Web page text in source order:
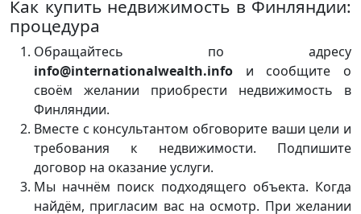
Как купить недвижимость в Финляндии:
процедура
Обращайтесь по адресу
info@internationalwealth.info и сообщите о
своём желании приобрести недвижимость в
Финляндии.
Вместе с консультантом обговорите ваши цели и
требования к недвижимости. Подпишите
договор на оказание услуги.
Мы начнём поиск подходящего объекта. Когда
найдём, пригласим вас на осмотр. При желании